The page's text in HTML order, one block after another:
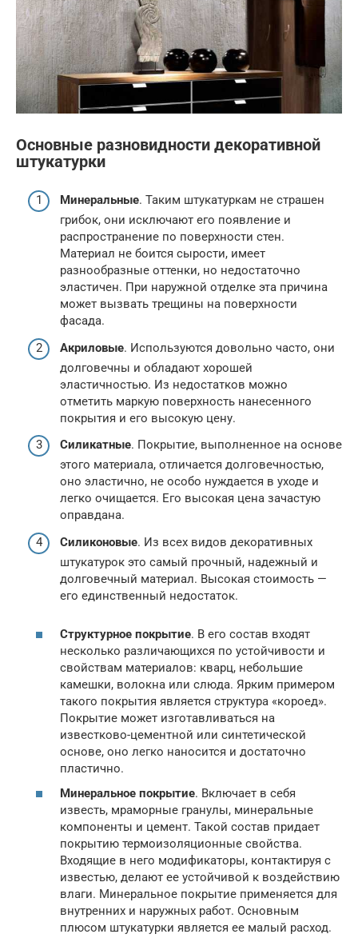
Основные разновидности декоративной
штукатурки
Минеральные. Таким штукатуркам не страшен
грибок, они исключают его появление и
распространение по поверхности стен.
Материал не боится сырости, имеет
разнообразные оттенки, но недостаточно
эластичен. При наружной отделке эта причина
может вызвать трещины на поверхности
фасада.
Акриловые. Используются довольно часто, они
долговечны и обладают хорошей
эластичностью. Из недостатков можно
отметить маркую поверхность нанесенного
покрытия и его высокую цену.
Силикатные. Покрытие, выполненное на основе
этого материала, отличается долговечностью,
оно эластично, не особо нуждается в уходе и
легко очищается. Его высокая цена зачастую
оправдана.
Силиконовые. Из всех видов декоративных
штукатурок это самый прочный, надежный и
долговечный материал. Высокая стоимость —
его единственный недостаток.
Структурное покрытие. В его состав входят
несколько различающихся по устойчивости и
свойствам материалов: кварц, небольшие
камешки, волокна или слюда. Ярким примером
такого покрытия является структура «короед».
Покрытие может изготавливаться на
известково-цементной или синтетической
основе, оно легко наносится и достаточно
пластично.
Минеральное покрытие. Включает в себя
известь, мраморные гранулы, минеральные
компоненты и цемент. Такой состав придает
покрытию термоизоляционные свойства.
Входящие в него модификаторы, контактируя с
известью, делают ее устойчивой к воздействию
влаги. Минеральное покрытие применяется для
внутренних и наружных работ. Основным
плюсом штукатурки является ее малый расход.